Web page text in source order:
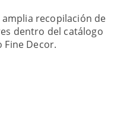
recopilación de
dentro del catálogo
Fine Decor.